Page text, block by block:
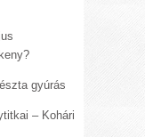
gyúrás
– Kohári